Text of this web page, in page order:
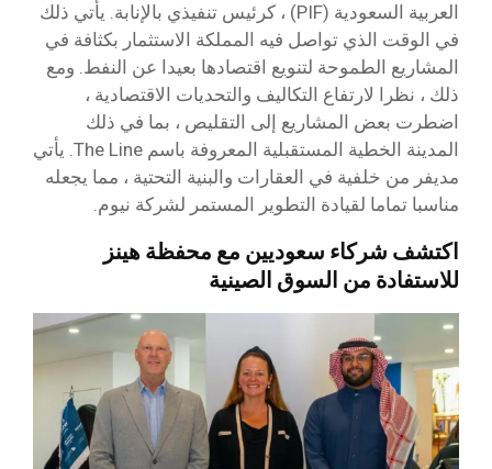
العربية السعودية (PIF) ، كرئيس تنفيذي بالإنابة. يأتي ذلك
في الوقت الذي تواصل فيه المملكة الاستثمار بكثافة في
المشاريع الطموحة لتنويع اقتصادها بعيدا عن النفط. ومع
ذلك ، نظرا لارتفاع التكاليف والتحديات الاقتصادية ،
اضطرت بعض المشاريع إلى التقليص ، بما في ذلك
المدينة الخطية المستقبلية المعروفة باسم The Line. يأتي
مديفر من خلفية في العقارات والبنية التحتية ، مما يجعله
مناسبا تماما لقيادة التطوير المستمر لشركة نيوم.
اكتشف شركاء سعوديين مع محفظة هينز
للاستفادة من السوق الصينية